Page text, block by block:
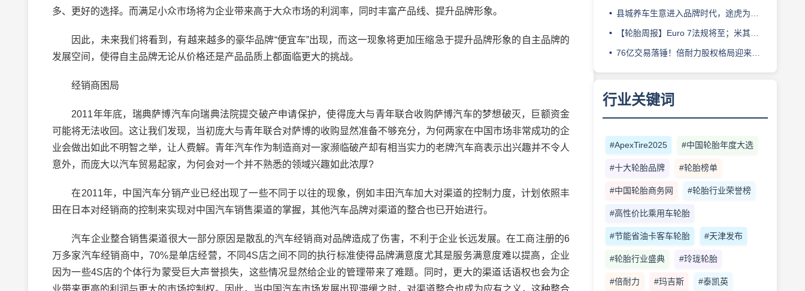
多、更好的选择。而满足小众市场将为企业带来高于大众市场的利润率，同时丰富产品线、提升品牌形象。
因此，未来我们将看到，有越来越多的豪华品牌“便宜车”出现，而这一现象将更加压缩急于提升品牌形象的自主品牌的
发展空间，使得自主品牌无论从价格还是产品品质上都面临更大的挑战。
经销商困局
2011年年底，瑞典萨博汽车向瑞典法院提交破产申请保护，使得庞大与青年联合收购萨博汽车的梦想破灭，巨额资金
可能将无法收回。这让我们发现，当初庞大与青年联合对萨博的收购显然准备不够充分，为何两家在中国市场非常成功的企
业会做出如此不明智之举，让人费解。青年汽车作为制造商对一家濒临破产却有相当实力的老牌汽车商表示出兴趣并不令人
意外，而庞大以汽车贸易起家，为何会对一个并不熟悉的领域兴趣如此浓厚?
在2011年，中国汽车分销产业已经出现了一些不同于以往的现象，例如丰田汽车加大对渠道的控制力度，计划依照丰
田在日本对经销商的控制来实现对中国汽车销售渠道的掌握，其他汽车品牌对渠道的整合也已开始进行。
汽车企业整合销售渠道很大一部分原因是散乱的汽车经销商对品牌造成了伤害，不利于企业长远发展。在工商注册的6
万多家汽车经销商中，70%是单店经营，不同4S店之间不同的执行标准使得品牌满意度尤其是服务满意度难以提高，企业
因为一些4S店的个体行为蒙受巨大声誉损失，这些情况显然给企业的管理带来了难题。同时，更大的渠道话语权也会为企
业带来更高的利润与更大的市场控制权。因此，当中国汽车市场发展出现滞缓之时，对渠道整合也成为应有之义，这种整合
县城养车生意进入品牌时代，途虎为何此时加码“万镇万店”？
【轮胎周报】Euro 7法规将至；米其林上半年营收超千亿；倍耐力上半年盈利稳增；龙星炭黑斩获欧洲近万吨订单
76亿交易落锤！倍耐力股权格局迎来重塑
行业关键词
#ApexTire2025 #中国轮胎年度大选
#十大轮胎品牌 #轮胎榜单
#中国轮胎商务网 #轮胎行业荣誉榜
#高性价比乘用车轮胎
#节能省油卡客车轮胎 #天津发布
#轮胎行业盛典 #玲珑轮胎
#倍耐力 #玛吉斯 #泰凯英